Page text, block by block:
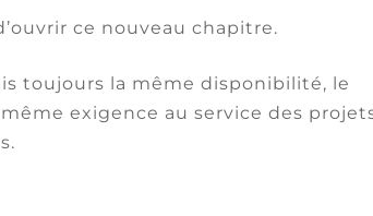
l’arrêt de la cour d’appel,
en nature, et conserve
ce nouveau chapitre.
toujours la même disponibilité, le
exigence au service des